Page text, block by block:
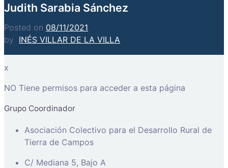
Judith Sarabia Sánchez
Posted on 08/11/2021
by INÉS VILLAR DE LA VILLA
x
NO Tiene permisos para acceder a esta página
Grupo Coordinador
Asociación Colectivo para el Desarrollo Rural de
Tierra de Campos
C/ Mediana 5, Bajo A